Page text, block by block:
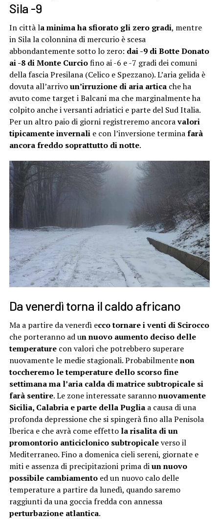
Sila -9
In città la minima ha sfiorato gli zero gradi, mentre
in Sila la colonnina di mercurio è scesa
abbondantemente sotto lo zero: dai -9 di Botte Donato
ai -8 di Monte Curciofino ai -6 e -7 gradi dei comuni
della fascia Presilana (Celico e Spezzano). L’aria gelida è
dovuta all’arrivoun’irruzione di aria articache ha
avuto come target i Balcani ma che marginalmente ha
colpito anche i versanti adriatici e parte del Sud Italia.
Per un altro paio di giorni registreremo ancoravalori
tipicamente invernalie con l’inversione terminafarà
ancora freddo soprattutto di notte.
Da venerdì torna il caldo africano
Ma a partire da venerdì ecco tornare i venti di Scirocco
che porteranno ad un nuovo aumento deciso delle
temperaturecon valori che potrebbero superare
nuovamente le medie stagionali. Probabilmentenon
toccheremo le temperature dello scorso fine
settimanama l’aria calda di matrice subtropicale si
farà sentire. Le zone interessate sarannonuovamente
Sicilia, Calabria e parte della Pugliaa causa di una
profonda depressione che si spingerà fino alla Penisola
Iberica e che avrà come effettola risalita di un
promontorio anticiclonico subtropicaleverso il
Mediterraneo. Fino a domenica cieli sereni, giornate e
miti e assenza di precipitazioni prima diun nuovo
possibile cambiamentoed un nuovo calo delle
temperature a partire da lunedì, quando saremo
raggiunti da una goccia fredda con annessa
perturbazione atlantica.